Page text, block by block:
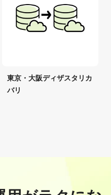
東京・大阪ディザスタリカ
バリ